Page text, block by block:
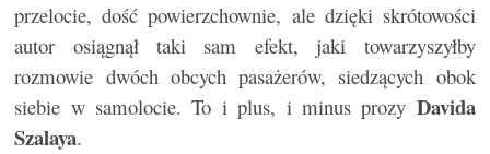
przelocie, dość powierzchownie, ale dzięki skrótowości
autor osiągnął taki sam efekt, jaki towarzyszyłby
rozmowie dwóch obcych pasażerów, siedzących obok
siebie w samolocie. To i plus, i minus prozy Davida
Szalaya.